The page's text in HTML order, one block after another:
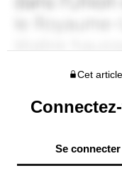
Cet
Se connecter